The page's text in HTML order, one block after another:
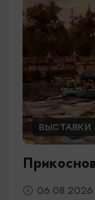
ВЫСТАВКИ